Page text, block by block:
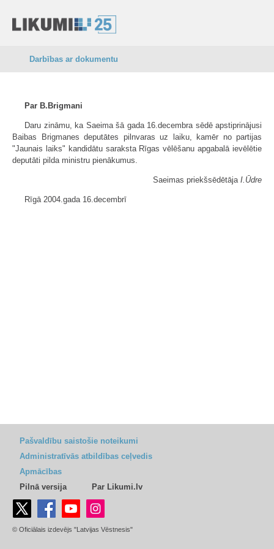
Darbības ar dokumentu
Par B.Brigmani
Daru zināmu, ka Saeima šā gada 16.decembra sēdē apstiprinājusi
Baibas Brigmanes deputātes pilnvaras uz laiku, kamēr no partijas
"Jaunais laiks" kandidātu saraksta Rīgas vēlēšanu apgabalā ievēlētie
deputāti pilda ministru pienākumus.
Saeimas priekšsēdētāja I.Ūdre
Rīgā 2004.gada 16.decembrī
Pašvaldību saistošie noteikumi
Administratīvās atbildības ceļvedis
Apmācības
Pilnā versija
Par Likumi.lv
© Oficiālais izdevējs "Latvijas Vēstnesis"